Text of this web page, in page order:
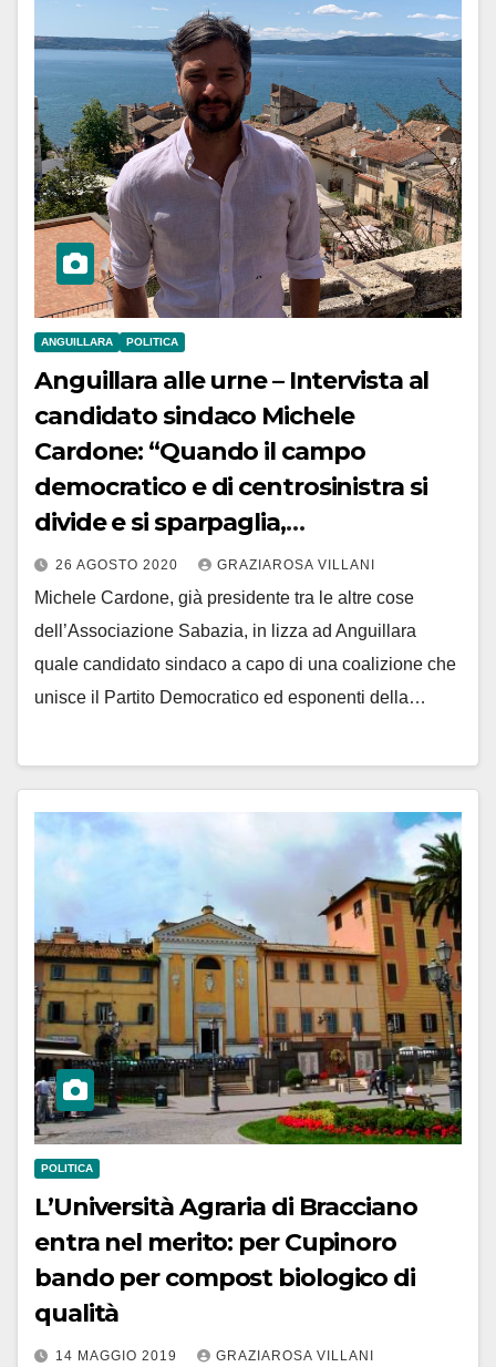
ANGUILLARA POLITICA
Anguillara alle urne – Intervista al
candidato sindaco Michele
Cardone: “Quando il campo
democratico e di centrosinistra si
divide e si sparpaglia,
inesorabilmente vince la Destra”
26 AGOSTO 2020 GRAZIAROSA VILLANI
Michele Cardone, già presidente tra le altre cose
dell’Associazione Sabazia, in lizza ad Anguillara
quale candidato sindaco a capo di una coalizione che
unisce il Partito Democratico ed esponenti della…
POLITICA
L’Università Agraria di Bracciano
entra nel merito: per Cupinoro
bando per compost biologico di
qualità
14 MAGGIO 2019 GRAZIAROSA VILLANI